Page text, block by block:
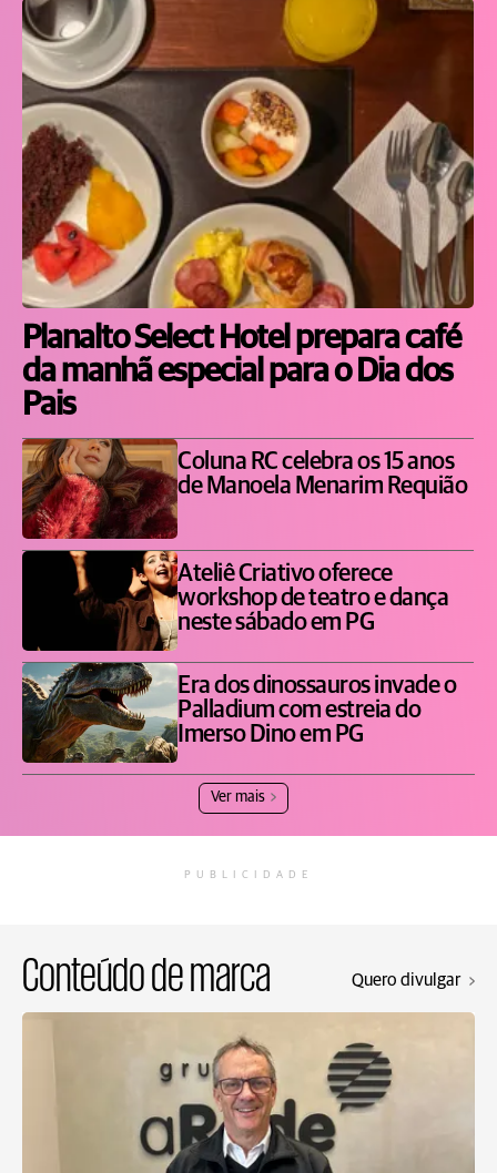
Planalto Select Hotel prepara café
da manhã especial para o Dia dos
Pais
Coluna RC celebra os 15 anos
de Manoela Menarim Requião
Ateliê Criativo oferece
workshop de teatro e dança
neste sábado em PG
Era dos dinossauros invade o
Palladium com estreia do
Imerso Dino em PG
Ver mais
PUBLICIDADE
Conteúdo de marca Quero divulgar